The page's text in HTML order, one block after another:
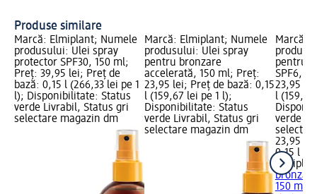
Produse similare
Marcă: Elmiplant; Numele
produsului: Ulei spray
protector SPF30, 150 ml;
Preț: 39,95 lei; Preț de
bază: 0,15 l (266,33 lei pe 1
l); Disponibilitate: Status
verde Livrabil, Status gri
selectare magazin dm
Marcă: Elmiplant; Numele
produsului: Ulei spray
pentru bronzare
accelerată, 150 ml; Preț:
23,95 lei; Preț de bază: 0,15
l (159,67 lei pe 1 l);
Disponibilitate: Status
verde Livrabil, Status gri
selectare magazin dm
Marcă:
pentru
SPF6,
23,95
l
verde
23,95 lei
0,15 l
150 ml